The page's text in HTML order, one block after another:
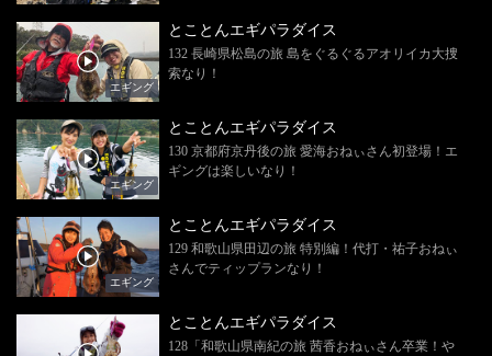
エギング
とことんエギパラダイス
132 長崎県松島の旅 島をぐるぐるアオリイカ大捜
索なり！
エギング
とことんエギパラダイス
130 京都府京丹後の旅 愛海おねぃさん初登場！エ
ギングは楽しいなり！
エギング
とことんエギパラダイス
129 和歌山県田辺の旅 特別編！代打・祐子おねぃ
さんでティップランなり！
とことんエギパラダイス
128「和歌山県南紀の旅 茜香おねぃさん卒業！や